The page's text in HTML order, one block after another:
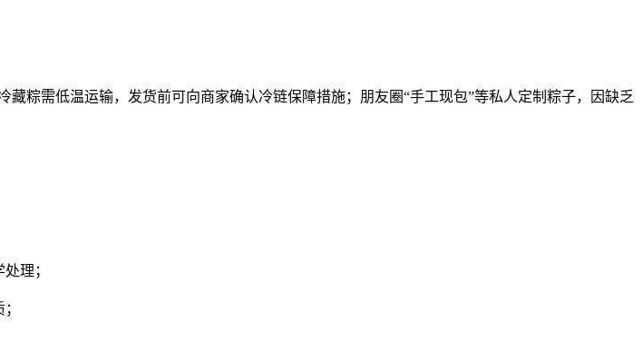
需低温运输，发货前可向商家确认冷链保障措施；朋友圈“手工现包”等私人定制粽子，因缺乏
理；